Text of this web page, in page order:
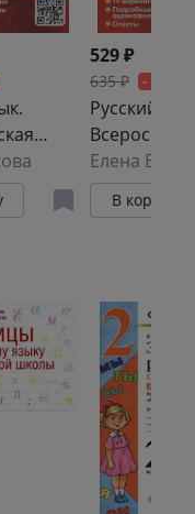
школы.
529 ₽
635 ₽ - 17%
Русский
работа за
начальной
Елена
В корзину